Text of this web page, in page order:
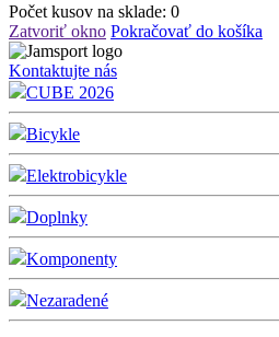
Počet kusov na sklade: 0
Zatvoriť okno Pokračovať do košíka
Kontaktujte nás
CUBE 2026
Bicykle
Elektrobicykle
Doplnky
Komponenty
Nezaradené